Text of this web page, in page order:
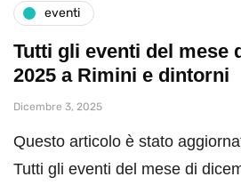
eventi
Tutti gli eventi del mese
2025 a Rimini e dintorni
Dicembre 3, 2025
Questo articolo è stato
Tutti gli eventi del mese di